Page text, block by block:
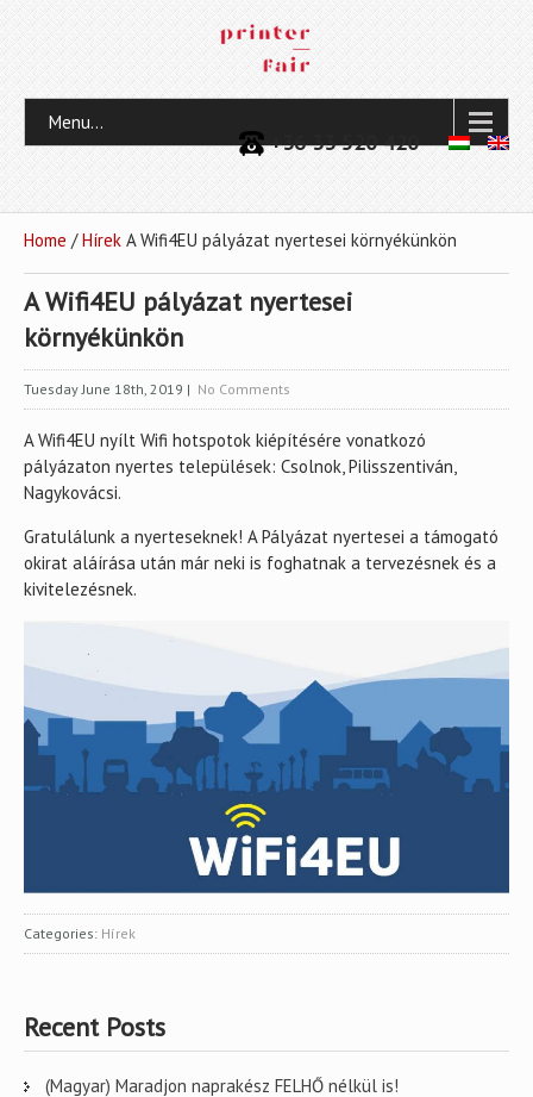
+36 33 520 420
Menu...
Home /Hírek A Wifi4EU pályázat nyertesei környékünkön
A Wifi4EU pályázat nyertesei
környékünkön
Tuesday June 18th, 2019 | No Comments
A Wifi4EU nyílt Wifi hotspotok kiépítésére vonatkozó
pályázaton nyertes települések: Csolnok, Pilisszentiván,
Nagykovácsi.
Gratulálunk a nyerteseknek! A Pályázat nyertesei a támogató
okirat aláírása után már neki is foghatnak a tervezésnek és a
kivitelezésnek.
Categories: Hírek
Recent Posts
(Magyar) Maradjon naprakész FELHŐ nélkül is!